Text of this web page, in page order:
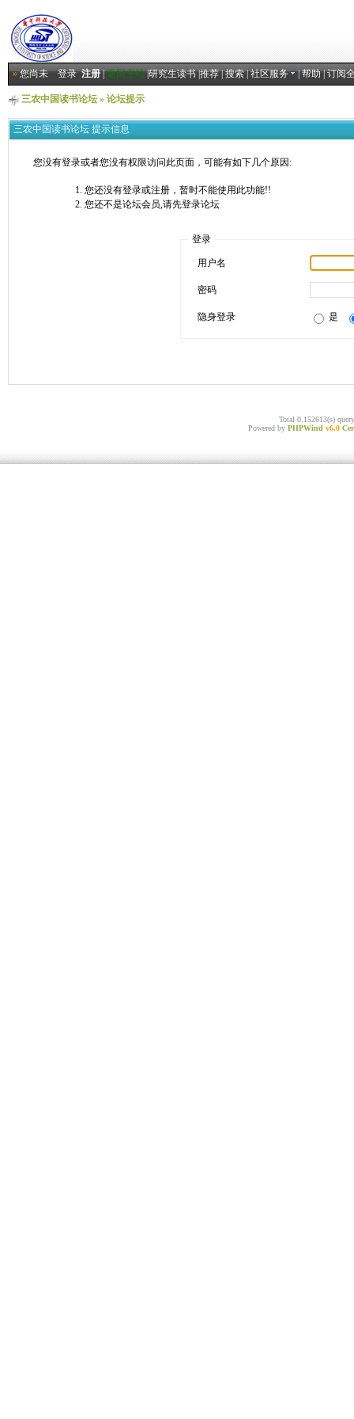
»您尚未登录 注册|返回主站|研究生读书|推荐|搜索|社区服务 |帮助|订阅
三农中国读书论坛» 论坛提示
三农中国读书论坛 提示信息
您没有登录或者您没有权限访问此页面，可能有如下几个原因:
您还没有登录或注册，暂时不能使用此功能!!
您还不是论坛会员,请先登录论坛
登录
用户名
密码
隐身登录 是
Total 0.152613(s)
Powered by PHPWind v6.0